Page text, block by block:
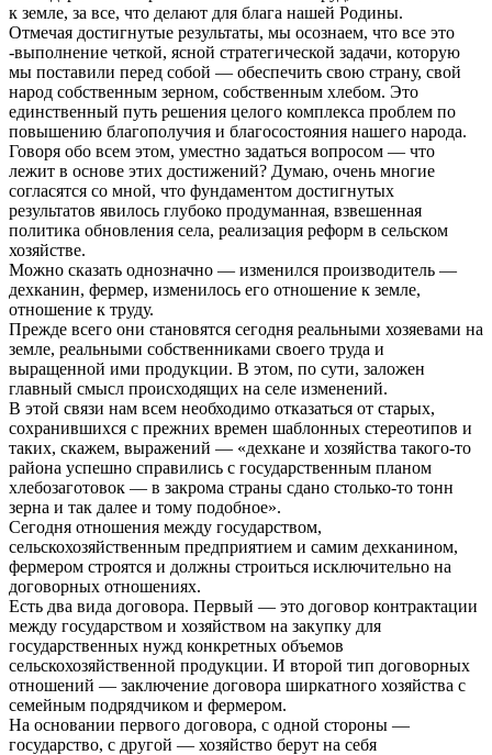
к земле, за все, что делают для блага нашей Родины.
Отмечая достигнутые результаты, мы осознаем, что все это
-выполнение четкой, ясной стратегической задачи, которую
мы поставили перед собой — обеспечить свою страну, свой
народ собственным зерном, собственным хлебом. Это
единственный путь решения целого комплекса проблем по
повышению благополучия и благосостояния нашего народа.
Говоря обо всем этом, уместно задаться вопросом — что
лежит в основе этих достижений? Думаю, очень многие
согласятся со мной, что фундаментом достигнутых
результатов явилось глубоко продуманная, взвешенная
политика обновления села, реализация реформ в сельском
хозяйстве.
Можно сказать однозначно — изменился производитель —
дехканин, фермер, изменилось его отношение к земле,
отношение к труду.
Прежде всего они становятся сегодня реальными хозяевами на
земле, реальными собственниками своего труда и
выращенной ими продукции. В этом, по сути, заложен
главный смысл происходящих на селе изменений.
В этой связи нам всем необходимо отказаться от старых,
сохранившихся с прежних времен шаблонных стереотипов и
таких, скажем, выражений — «дехкане и хозяйства такого-то
района успешно справились с государственным планом
хлебозаготовок — в закрома страны сдано столько-то тонн
зерна и так далее и тому подобное».
Сегодня отношения между государством,
сельскохозяйственным предприятием и самим дехканином,
фермером строятся и должны строиться исключительно на
договорных отношениях.
Есть два вида договора. Первый — это договор контрактации
между государством и хозяйством на закупку для
государственных нужд конкретных объемов
сельскохозяйственной продукции. И второй тип договорных
отношений — заключение договора ширкатного хозяйства с
семейным подрядчиком и фермером.
На основании первого договора, с одной стороны —
государство, с другой — хозяйство берут на себя